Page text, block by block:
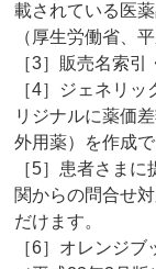
載されている医
（厚生労働省、
［3］販売名索
［4］ジェネリ
リジナルに薬価
外用薬）を作成で
［5］患者さま
関からの問合せ
だけます。
［6］オレンジ